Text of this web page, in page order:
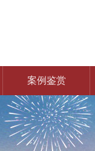
案例鉴赏